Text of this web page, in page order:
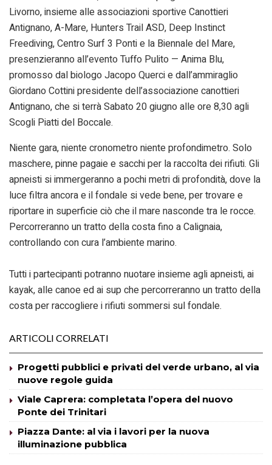
Livorno, insieme alle associazioni sportive Canottieri
Antignano, A-Mare, Hunters Trail ASD, Deep Instinct
Freediving, Centro Surf 3 Ponti e la Biennale del Mare,
presenzieranno all’evento Tuffo Pulito — Anima Blu,
promosso dal biologo Jacopo Querci e dall’ammiraglio
Giordano Cottini presidente dell’associazione canottieri
Antignano, che si terrà Sabato 20 giugno alle ore 8,30 agli
Scogli Piatti del Boccale.
Niente gara, niente cronometro niente profondimetro. Solo
maschere, pinne pagaie e sacchi per la raccolta dei rifiuti. Gli
apneisti si immergeranno a pochi metri di profondità, dove la
luce filtra ancora e il fondale si vede bene, per trovare e
riportare in superficie ciò che il mare nasconde tra le rocce.
Percorreranno un tratto della costa fino a Calignaia,
controllando con cura l’ambiente marino.
Tutti i partecipanti potranno nuotare insieme agli apneisti, ai
kayak, alle canoe ed ai sup che percorreranno un tratto della
costa per raccogliere i rifiuti sommersi sul fondale.
ARTICOLI CORRELATI
Progetti pubblici e privati del verde urbano, al via
nuove regole guida
Viale Caprera: completata l’opera del nuovo
Ponte dei Trinitari
Piazza Dante: al via i lavori per la nuova
illuminazione pubblica